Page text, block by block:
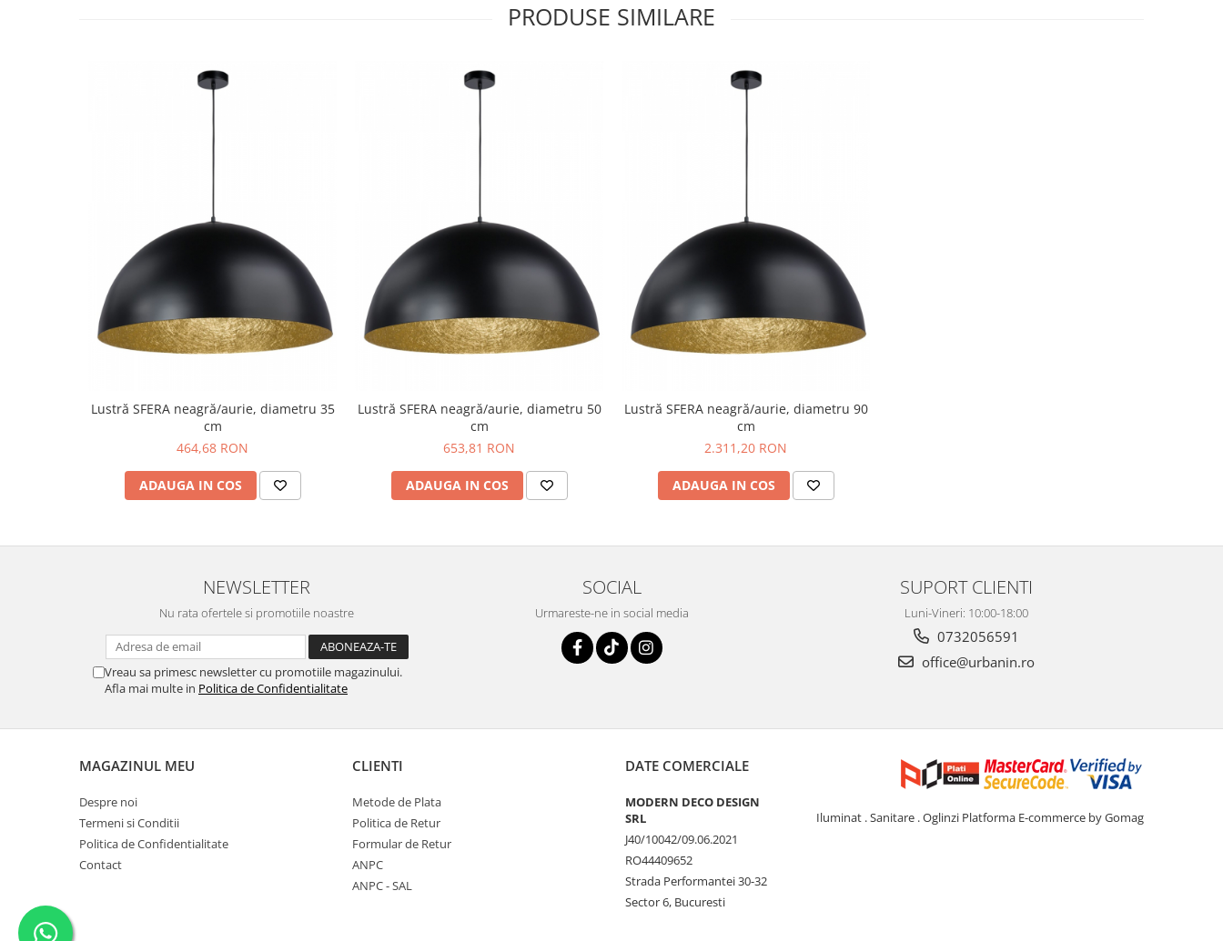
PRODUSE SIMILARE
Lustră SFERA neagră/aurie, diametru 35
cm
464,68 RON
ADAUGA IN COS
Lustră SFERA neagră/aurie, diametru 50
cm
653,81 RON
ADAUGA IN COS
Lustră SFERA neagră/aurie, diametru 90
cm
2.311,20 RON
ADAUGA IN COS
NEWSLETTER
Nu rata ofertele si promotiile noastre
Vreau sa primesc newsletter cu promotiile magazinului.
Afla mai multe in Politica de Confidentialitate
SOCIAL
Urmareste-ne in social media
SUPORT CLIENTI
Luni-Vineri: 10:00-18:00
0732056591
office@urbanin.ro
MAGAZINUL MEU
Despre noi
Termeni si Conditii
Politica de Confidentialitate
Contact
CLIENTI
Metode de Plata
Politica de Retur
Formular de Retur
ANPC
ANPC - SAL
DATE COMERCIALE
MODERN DECO DESIGN
SRL
J40/10042/09.06.2021
RO44409652
Strada Performantei 30-32
Sector 6, Bucuresti
Iluminat . Sanitare . Oglinzi Platforma E-commerce by Gomag